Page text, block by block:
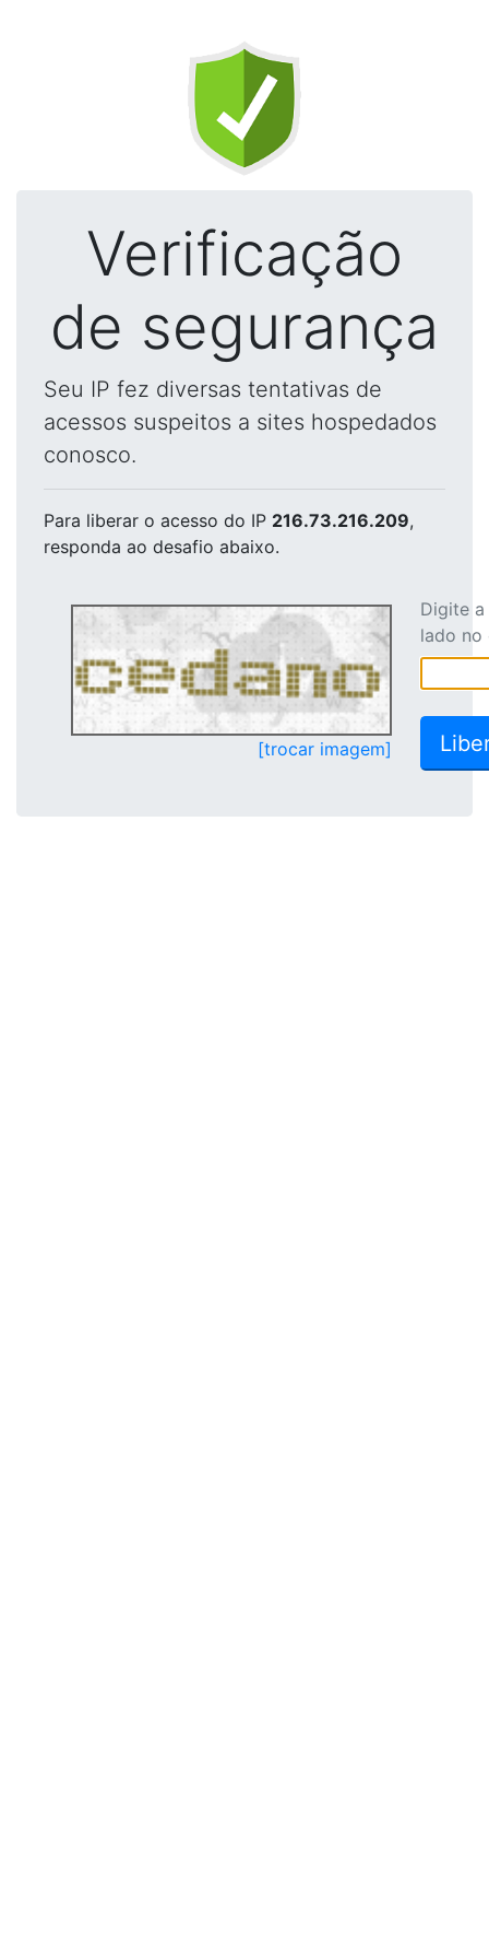
Verificação
de segurança
Seu IP fez diversas tentativas de
acessos suspeitos a sites hospedados
conosco.
Para liberar o acesso do IP 216.73.216.209,
responda ao desafio abaixo.
[trocar imagem]
Digite
lado no